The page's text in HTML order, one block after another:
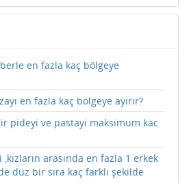
en fazla kaç bölgeye
en fazla kaç bölgeye ayırır?
pideyi ve pastayi maksimum kac
arasında en fazla 1 erkek
düz bir sıra kaç farklı şekilde